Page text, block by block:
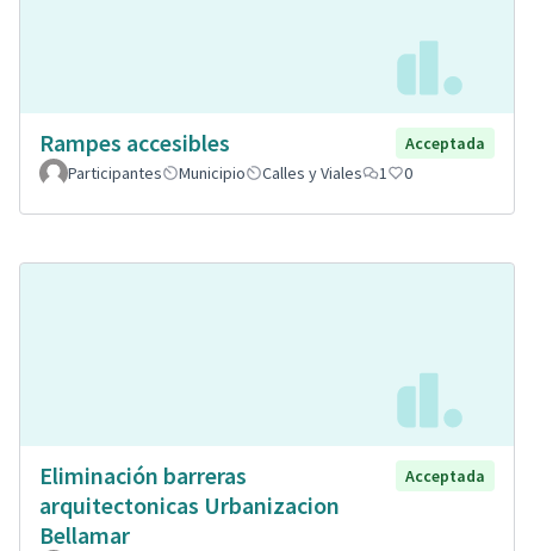
Rampes accesibles
Acceptada
Participantes
Municipio Calles y Viales 1 0
Eliminación barreras
arquitectonicas Urbanizacion
Bellamar
Acceptada